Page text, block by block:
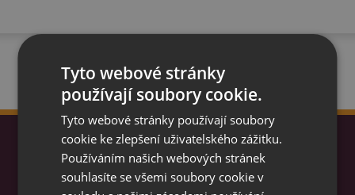
Tyto webové stránky
používají soubory cookie.
Tyto webové stránky používají soubory
cookie ke zlepšení uživatelského zážitku.
Používáním našich webových stránek
souhlasíte se všemi soubory cookie v